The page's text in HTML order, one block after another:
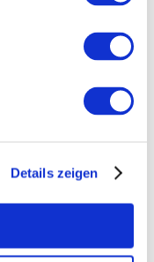
Details zeigen